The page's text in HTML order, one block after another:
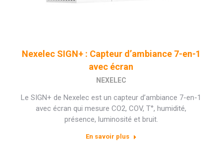
Nexelec SIGN+ : Capteur d’ambiance 7-en-1
avec écran
NEXELEC
Le SIGN+ de Nexelec est un capteur d’ambiance 7-en-1
avec écran qui mesure CO2, COV, T°, humidité,
présence, luminosité et bruit.
En savoir plus